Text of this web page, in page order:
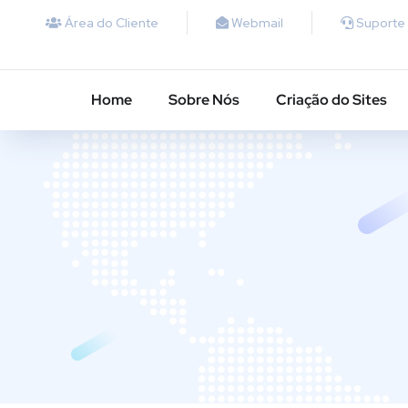
Área do Cliente Webmail Suporte
Home Sobre Nós Criação do Sites